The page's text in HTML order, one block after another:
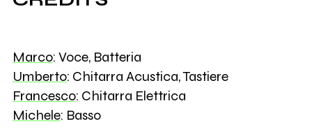
Marco: Voce, Batteria
Umberto: Chitarra Acustica, Tastiere
Francesco: Chitarra Elettrica
Michele: Basso